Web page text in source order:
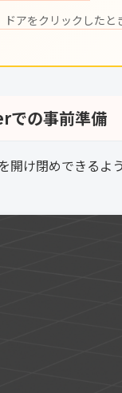
ドアをクリックした
での事前準備
開け閉めできるよ